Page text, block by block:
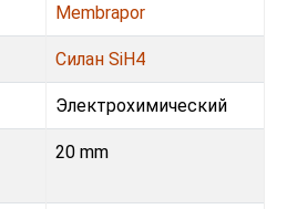
Membrapor
Силан SiH4
Электрохимический
20 mm